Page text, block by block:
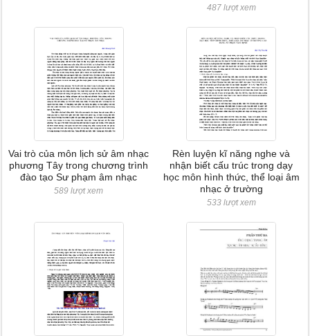
487 lượt xem
Vai trò của môn lịch sử âm nhạc
phương Tây trong chương trình
đào tạo Sư phạm âm nhạc
589 lượt xem
Rèn luyện kĩ năng nghe và
nhận biết cấu trúc trong dạy
học môn hình thức, thể loại âm
nhạc ở trường
533 lượt xem